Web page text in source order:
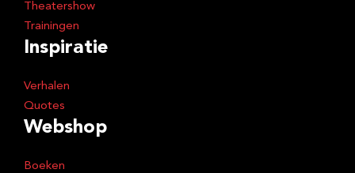
Theatershow
Trainingen
Inspiratie
Verhalen
Quotes
Webshop
Boeken